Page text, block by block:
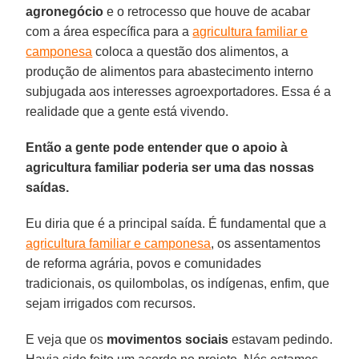
agronegócio e o retrocesso que houve de acabar
com a área específica para a agricultura familiar e
camponesa coloca a questão dos alimentos, a
produção de alimentos para abastecimento interno
subjugada aos interesses agroexportadores. Essa é a
realidade que a gente está vivendo.
Então a gente pode entender que o apoio à
agricultura familiar poderia ser uma das nossas
saídas.
Eu diria que é a principal saída. É fundamental que a
agricultura familiar e camponesa, os assentamentos
de reforma agrária, povos e comunidades
tradicionais, os quilombolas, os indígenas, enfim, que
sejam irrigados com recursos.
E veja que os movimentos sociais estavam pedindo.